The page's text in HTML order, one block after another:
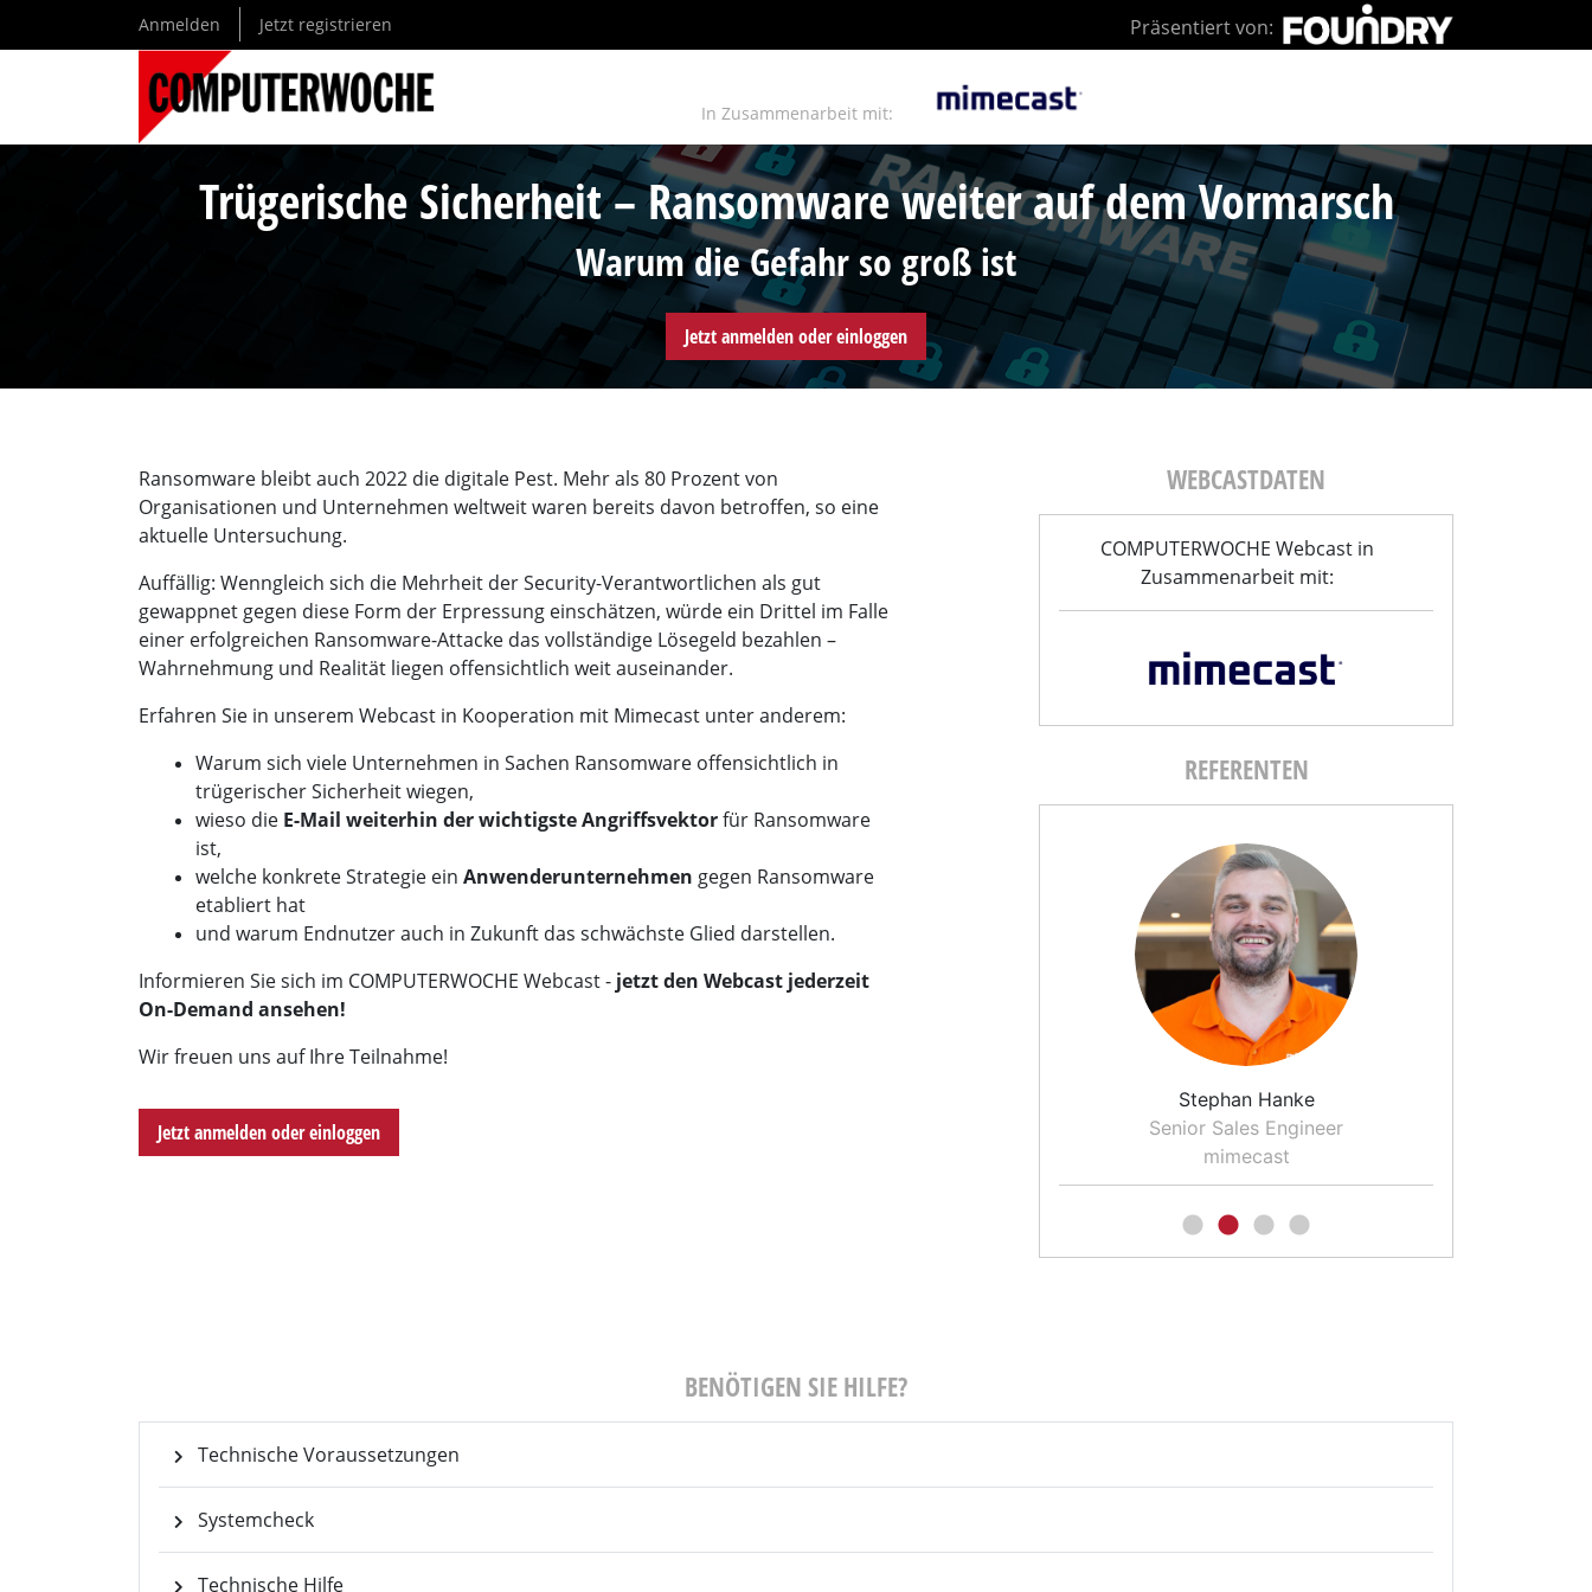
Anmelden Jetzt registrieren Präsentiert von:
In Zusammenarbeit mit:
Trügerische Sicherheit – Ransomware weiter auf dem Vormarsch
Warum die Gefahr so groß ist
Jetzt anmelden oder einloggen
Ransomware bleibt auch 2022 die digitale Pest. Mehr als 80 Prozent von
Organisationen und Unternehmen weltweit waren bereits davon betroffen, so eine
aktuelle Untersuchung.
Auffällig: Wenngleich sich die Mehrheit der Security-Verantwortlichen als gut
gewappnet gegen diese Form der Erpressung einschätzen, würde ein Drittel im Falle
einer erfolgreichen Ransomware-Attacke das vollständige Lösegeld bezahlen –
Wahrnehmung und Realität liegen offensichtlich weit auseinander.
Erfahren Sie in unserem Webcast in Kooperation mit Mimecast unter anderem:
Warum sich viele Unternehmen in Sachen Ransomware offensichtlich in
trügerischer Sicherheit wiegen,
wieso die E-Mail weiterhin der wichtigste Angriffsvektorfür Ransomware
ist,
welche konkrete Strategie ein Anwenderunternehmen gegen Ransomware
etabliert hat
und warum Endnutzer auch in Zukunft das schwächste Glied darstellen.
Informieren Sie sich im COMPUTERWOCHE Webcast- jetzt den Webcast jederzeit
On-Demand ansehen!
Wir freuen uns auf Ihre Teilnahme!
Jetzt anmelden oder einloggen
WEBCASTDATEN
COMPUTERWOCHE Webcast in
Zusammenarbeit mit:
REFERENTEN
Moderator und freier Journalist
für COMPUTERWOCHE und CIO
Stephan Hanke
Senior Sales Engineer
mimecast
BENÖTIGEN SIE HILFE?
Technische Voraussetzungen
Systemcheck
Technische Hilfe